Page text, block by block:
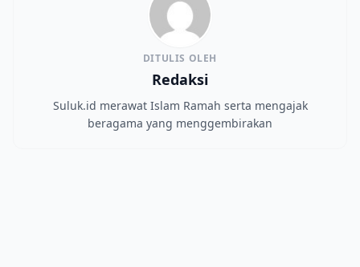
DITULIS OLEH
Redaksi
Suluk.id merawat Islam Ramah serta mengajak
beragama yang menggembirakan